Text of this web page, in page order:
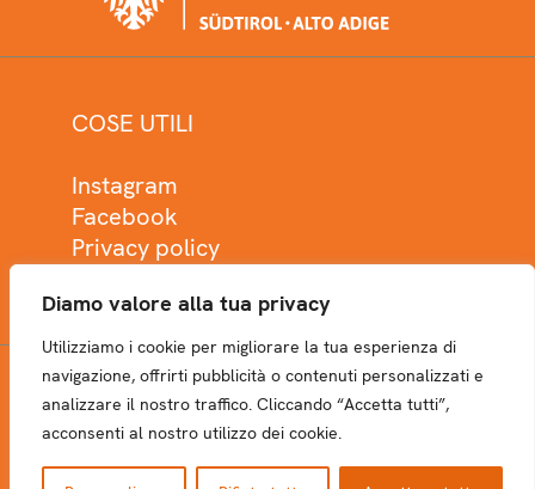
Diamo valore alla tua privacy
Utilizziamo i cookie per migliorare la tua esperienza di
navigazione, offrirti pubblicità o contenuti personalizzati e
analizzare il nostro traffico. Cliccando “Accetta tutti”,
acconsenti al nostro utilizzo dei cookie.
COSE UTILI
Instagram
Facebook
Privacy policy
NEWSLETTER